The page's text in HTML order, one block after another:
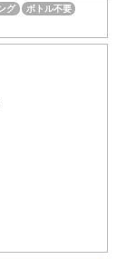
グ
ボトル不要